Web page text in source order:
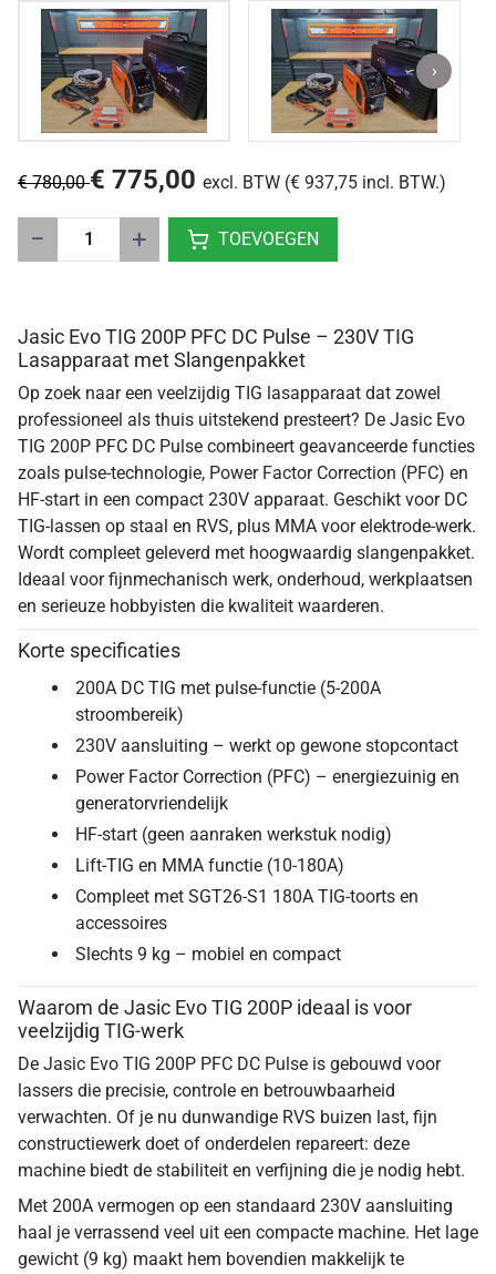
Jasic Evo TIG 200P PFC DC Pulse – 230V TIG
Lasapparaat met Slangenpakket
Op zoek naar een veelzijdig TIG lasapparaat dat zowel
professioneel als thuis uitstekend presteert? De Jasic Evo
TIG 200P PFC DC Pulse combineert geavanceerde functies
zoals pulse-technologie, Power Factor Correction (PFC) en
HF-start in een compact 230V apparaat. Geschikt voor DC
TIG-lassen op staal en RVS, plus MMA voor elektrode-werk.
Wordt compleet geleverd met hoogwaardig slangenpakket.
Ideaal voor fijnmechanisch werk, onderhoud, werkplaatsen
en serieuze hobbyisten die kwaliteit waarderen.
Korte specificaties
200A DC TIG met pulse-functie (5-200A
stroombereik)
230V aansluiting – werkt op gewone stopcontact
Power Factor Correction (PFC) – energiezuinig en
generatorvriendelijk
HF-start (geen aanraken werkstuk nodig)
Lift-TIG en MMA functie (10-180A)
Compleet met SGT26-S1 180A TIG-toorts en
accessoires
Slechts 9 kg – mobiel en compact
Waarom de Jasic Evo TIG 200P ideaal is voor
veelzijdig TIG-werk
De Jasic Evo TIG 200P PFC DC Pulse is gebouwd voor
lassers die precisie, controle en betrouwbaarheid
verwachten. Of je nu dunwandige RVS buizen last, fijn
constructiewerk doet of onderdelen repareert: deze
machine biedt de stabiliteit en verfijning die je nodig hebt.
Met 200A vermogen op een standaard 230V aansluiting
haal je verrassend veel uit een compacte machine. Het lage
gewicht (9 kg) maakt hem bovendien makkelijk te
›
€ 780,00€ 775,00 excl. BTW (€ 937,75 incl. BTW.)
− + TOEVOEGEN